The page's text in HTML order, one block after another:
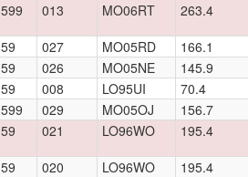
599 013 MO06RT 263.4
59 027 MO05RD 166.1
59 026 MO05NE 145.9
59 008 LO95UI 70.4
599 029 MO05OJ 156.7
59 021 LO96WO 195.4
59 020 LO96WO 195.4